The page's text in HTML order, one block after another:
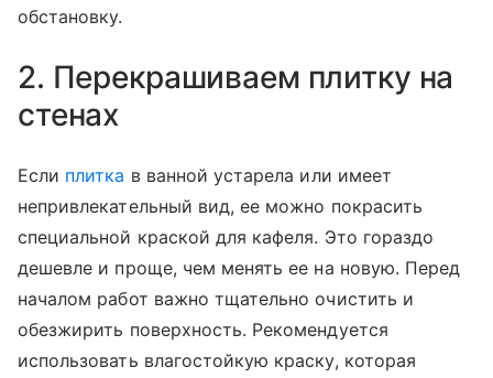
обстановку.
2. Перекрашиваем плитку на
стенах
Если плитка в ванной устарела или имеет
непривлекательный вид, ее можно покрасить
специальной краской для кафеля. Это гораздо
дешевле и проще, чем менять ее на новую. Перед
началом работ важно тщательно очистить и
обезжирить поверхность. Рекомендуется
использовать влагостойкую краску, которая